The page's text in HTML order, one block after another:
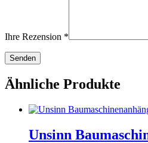
Ihre Rezension *
Ähnliche Produkte
Unsinn